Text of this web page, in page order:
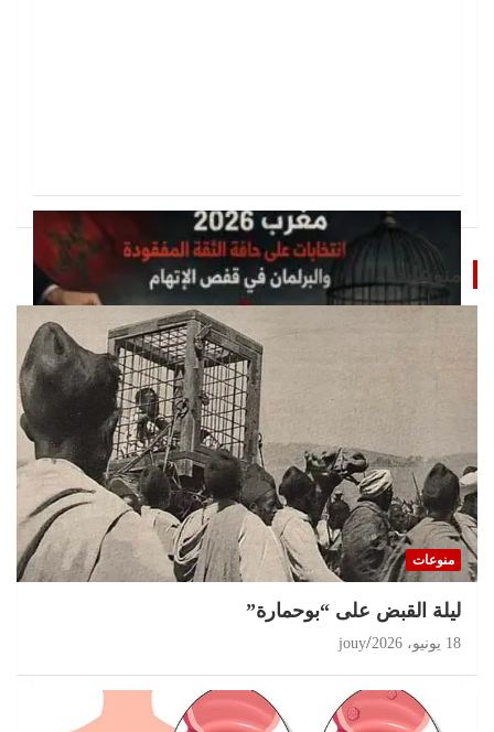
تحقيقات
مغرب 2026 انتخابات على حافة الثقة المفقودة و
البرلمان في قفص الإتهام
jouy
منوعات
منوعات
ليلة القبض على “بوحمارة”
18 يونيو، 2026 jouy